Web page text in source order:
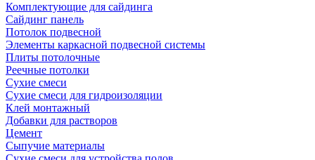
Комплектующие для сайдинга
Сайдинг панель
Потолок подвесной
Элементы каркасной подвесной системы
Плиты потолочные
Реечные потолки
Сухие смеси
Сухие смеси для гидроизоляции
Клей монтажный
Добавки для растворов
Цемент
Сыпучие материалы